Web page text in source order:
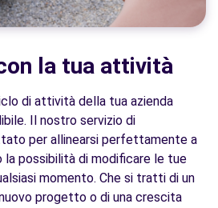
la tua attività
di attività della tua azienda
Il nostro servizio di
per allinearsi perfettamente a
possibilità di modificare le tue
momento. Che si tratti di un
progetto o di una crescita